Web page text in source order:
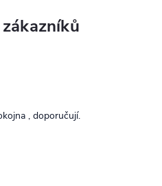
, doporučují.